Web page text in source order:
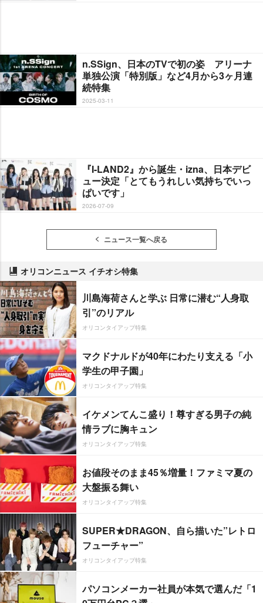
n.SSign、日本のTVで初の姿 アリーナ
単独公演「特別版」など4月から3ヶ月連
続特集
2025-03-11
『I-LAND2』から誕生・izna、日本デビ
ュー決定「とてもうれしい気持ちでいっ
ぱいです」
2026-07-09
ニュース一覧へ戻る
オリコンニュース イチオシ特集
川島海荷さんと学ぶ 日常に潜む“人身取
引”のリアル
オリコンタイアップ特集
マクドナルドが40年にわたり支える「小
学生の甲子園」
オリコンタイアップ特集
イケメンてんこ盛り！尊すぎる男子の純
情ラブに胸キュン
オリコンタイアップ特集
お値段そのまま45％増量！ファミマ夏の
大盤振る舞い
オリコンタイアップ特集
SUPER★DRAGON、自ら描いた”レトロ
フューチャー”
オリコンタイアップ特集
パソコンメーカー社員が本気で選んだ「1